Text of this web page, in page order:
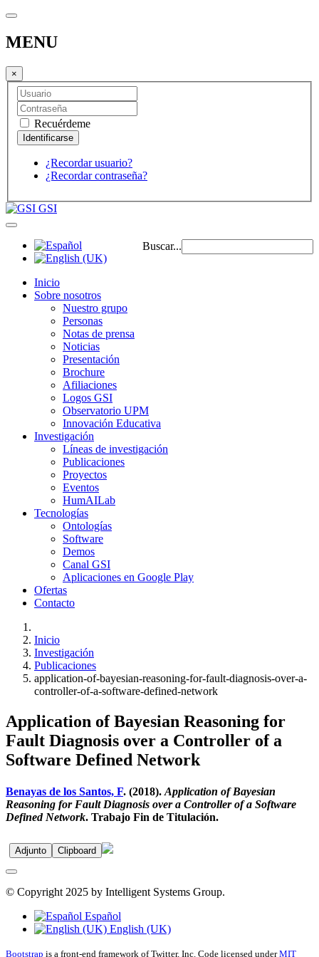
MENU
×
Recuérdeme
¿Recordar usuario?
¿Recordar contraseña?
GSI
Buscar...
Inicio
Sobre nosotros
Nuestro grupo
Personas
Notas de prensa
Noticias
Presentación
Brochure
Afiliaciones
Logos GSI
Observatorio UPM
Innovación Educativa
Investigación
Líneas de investigación
Publicaciones
Proyectos
Eventos
HumAILab
Tecnologías
Ontologías
Software
Demos
Canal GSI
Aplicaciones en Google Play
Ofertas
Contacto
Inicio
Investigación
Publicaciones
application-of-bayesian-reasoning-for-fault-diagnosis-over-a-
controller-of-a-software-defined-network
Application of Bayesian Reasoning for
Fault Diagnosis over a Controller of a
Software Defined Network
Benayas de los Santos, F. (2018). Application of Bayesian
Reasoning for Fault Diagnosis over a Controller of a Software
Defined Network. Trabajo Fin de Titulación.
Adjunto Clipboard
© Copyright 2025 by Intelligent Systems Group.
Español
English (UK)
Bootstrap is a front-end framework of Twitter, Inc. Code licensed underMIT